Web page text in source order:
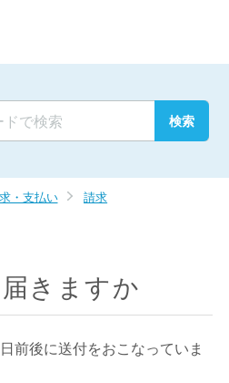
・支払い 請求
きますか
前後に送付をおこなっていま